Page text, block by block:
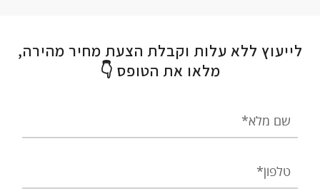
לייעוץ ללא עלות וקבלת הצעת מחיר מהירה,
מלאו את הטופס 👇
שם
מלא
טלפון